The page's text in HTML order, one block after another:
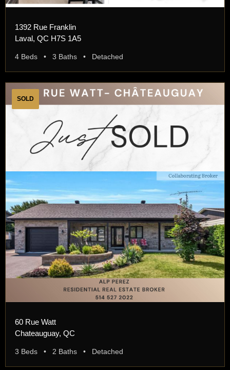
1392 Rue Franklin
Laval, QC H7S 1A5
4 Beds • 3 Baths • Detached
SOLD
60 Rue Watt
Chateauguay, QC
3 Beds • 2 Baths • Detached